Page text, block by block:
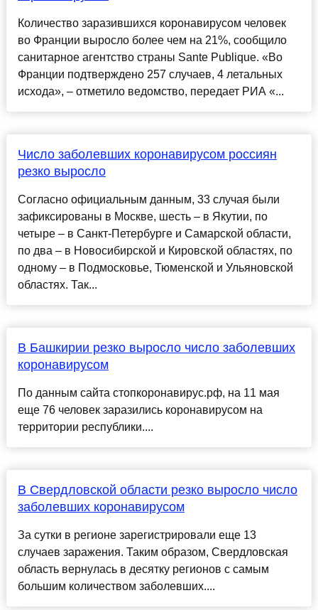
Количество заразившихся коронавирусом человек
во Франции выросло более чем на 21%, сообщило
санитарное агентство страны Sante Publique. «Во
Франции подтверждено 257 случаев, 4 летальных
исхода», – отметило ведомство, передает РИА «...
Число заболевших коронавирусом россиян
резко выросло
Согласно официальным данным, 33 случая были
зафиксированы в Москве, шесть – в Якутии, по
четыре – в Санкт-Петербурге и Самарской области,
по два – в Новосибирской и Кировской областях, по
одному – в Подмосковье, Тюменской и Ульяновской
областях. Так...
В Башкирии резко выросло число заболевших
коронавирусом
По данным сайта стопкоронавирус.рф, на 11 мая
еще 76 человек заразились коронавирусом на
территории республики....
В Свердловской области резко выросло число
заболевших коронавирусом
За сутки в регионе зарегистрировали еще 13
случаев заражения. Таким образом, Свердловская
область вернулась в десятку регионов с самым
большим количеством заболевших....